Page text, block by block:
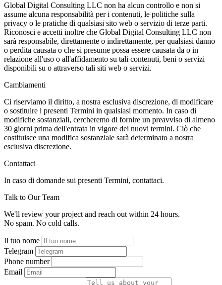
Global Digital Consulting LLC non ha alcun controllo e non si
assume alcuna responsabilità per i contenuti, le politiche sulla
privacy o le pratiche di qualsiasi sito web o servizio di terze parti.
Riconosci e accetti inoltre che Global Digital Consulting LLC non
sarà responsabile, direttamente o indirettamente, per qualsiasi danno
o perdita causata o che si presume possa essere causata da o in
relazione all'uso o all'affidamento su tali contenuti, beni o servizi
disponibili su o attraverso tali siti web o servizi.
Cambiamenti
Ci riserviamo il diritto, a nostra esclusiva discrezione, di modificare
o sostituire i presenti Termini in qualsiasi momento. In caso di
modifiche sostanziali, cercheremo di fornire un preavviso di almeno
30 giorni prima dell'entrata in vigore dei nuovi termini. Ciò che
costituisce una modifica sostanziale sarà determinato a nostra
esclusiva discrezione.
Contattaci
In caso di domande sui presenti Termini, contattaci.
Talk to Our Team
We'll review your project and reach out within 24 hours.
No spam. No cold calls.
Il tuo nome
Telegram
Phone number
Email